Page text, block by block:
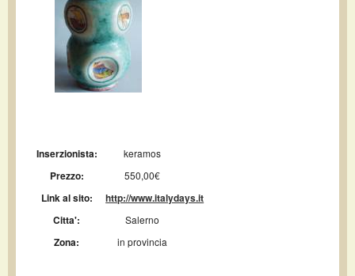
Inserzionista: keramos
Prezzo: 550,00€
Link al sito:
http://www.italydays.it
Citta':
Salerno
Zona: in provincia